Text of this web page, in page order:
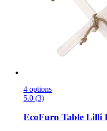
4 options
5.0 (3)
EcoFurn Table Lilli